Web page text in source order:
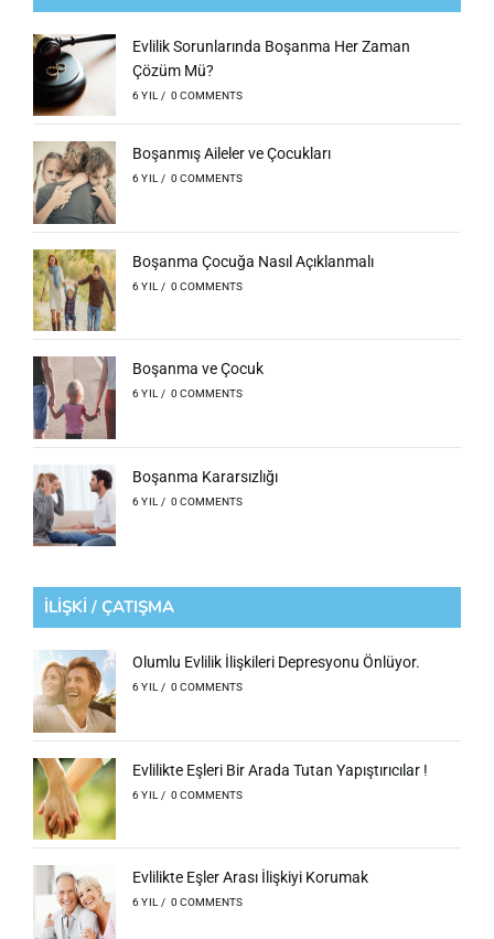
Evlilik Sorunlarında Boşanma Her Zaman
Çözüm Mü?
6 YIL / 0 COMMENTS
Boşanmış Aileler ve Çocukları
6 YIL / 0 COMMENTS
Boşanma Çocuğa Nasıl Açıklanmalı
6 YIL / 0 COMMENTS
Boşanma ve Çocuk
6 YIL / 0 COMMENTS
Boşanma Kararsızlığı
6 YIL / 0 COMMENTS
İLİŞKİ / ÇATIŞMA
Olumlu Evlilik İlişkileri Depresyonu Önlüyor.
6 YIL / 0 COMMENTS
Evlilikte Eşleri Bir Arada Tutan Yapıştırıcılar !
6 YIL / 0 COMMENTS
Evlilikte Eşler Arası İlişkiyi Korumak
6 YIL / 0 COMMENTS